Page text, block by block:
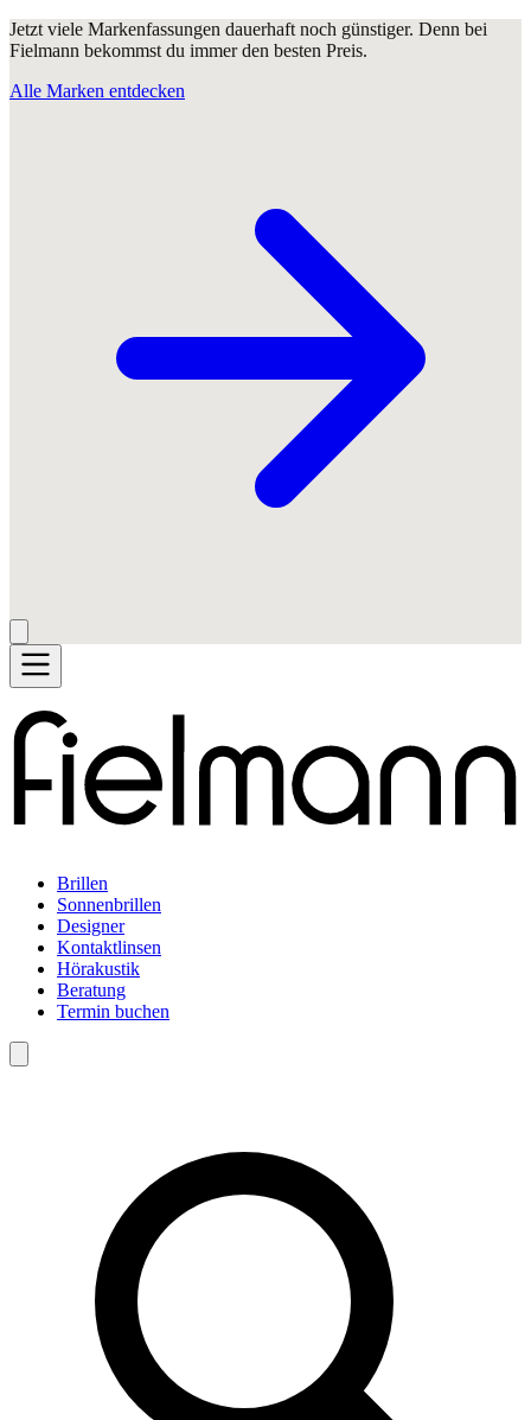
Jetzt viele Markenfassungen dauerhaft noch günstiger. Denn bei
Fielmann bekommst du immer den besten Preis.
Alle Marken entdecken
Brillen
Sonnenbrillen
Designer
Kontaktlinsen
Hörakustik
Beratung
Termin buchen